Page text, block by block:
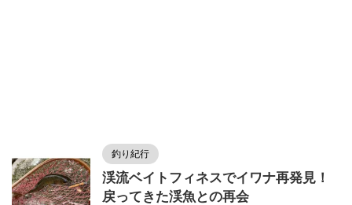
釣り紀行
渓流ベイトフィネスでイワナ再発見！
戻ってきた渓魚との再会